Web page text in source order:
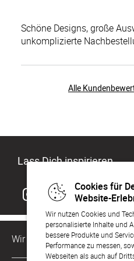
Cookies für
Website-
Wir nutzen Cookies und
personalisierte Inhalte und
bessere Produkte und
Performance zu messen,
Webseiten als auch auf
Schöne Designs, große
unkomplizierte
Alle
Lass Dich inspirieren
Wir sind für Dich da